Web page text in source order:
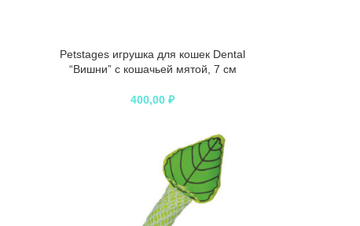
Petstages игрушка для кошек Dental
“Вишни” с кошачьей мятой, 7 см
400,00₽